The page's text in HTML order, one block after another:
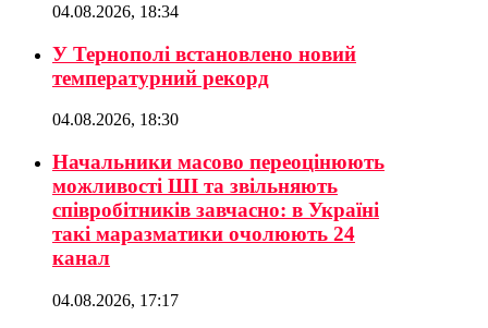
04.08.2026, 18:34
У Тернополі встановлено новий
температурний рекорд
04.08.2026, 18:30
Начальники масово переоцінюють
можливості ШІ та звільняють
співробітників завчасно: в Україні
такі маразматики очолюють 24
канал
04.08.2026, 17:17